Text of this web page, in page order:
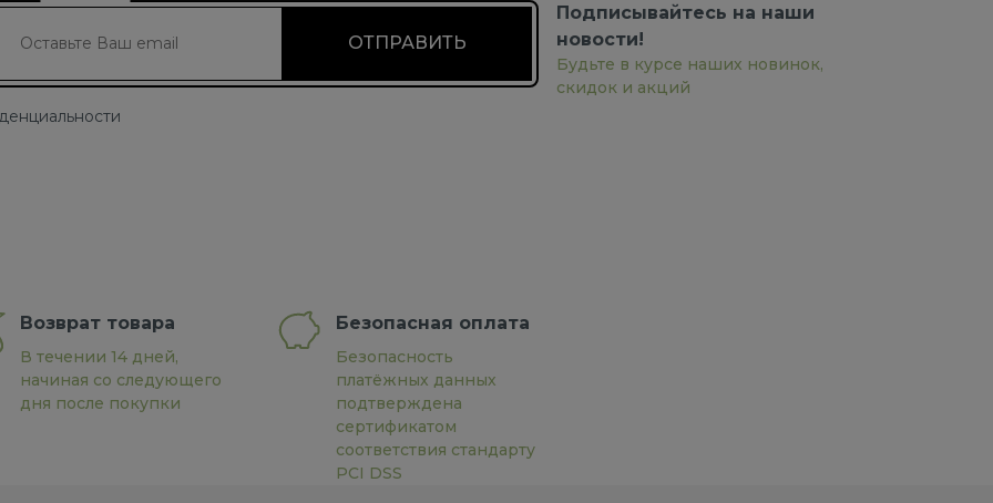
Подписывайтесь на наши
новости!
Будьте в курсе наших новинок,
скидок и акций
Возврат товара
В течении 14 дней,
начиная со следующего
дня после покупки
Безопасная оплата
Безопасность
платёжных данных
подтверждена
сертификатом
соответствия стандарту
PCI DSS